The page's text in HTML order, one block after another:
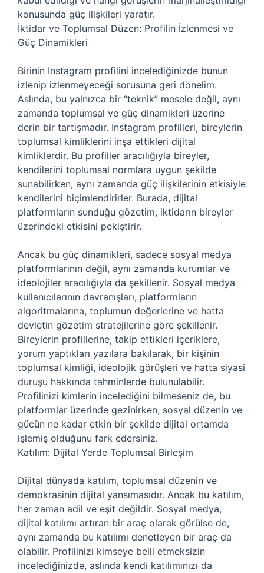
konusunda güç ilişkileri yaratır.
İktidar ve Toplumsal Düzen: Profilin İzlenmesi ve
Güç Dinamikleri
Birinin Instagram profilini incelediğinizde bunun
izlenip izlenmeyeceği sorusuna geri dönelim.
Aslında, bu yalnızca bir “teknik” mesele değil, aynı
zamanda toplumsal ve güç dinamikleri üzerine
derin bir tartışmadır. Instagram profilleri, bireylerin
toplumsal kimliklerini inşa ettikleri dijital
kimliklerdir. Bu profiller aracılığıyla bireyler,
kendilerini toplumsal normlara uygun şekilde
sunabilirken, aynı zamanda güç ilişkilerinin etkisiyle
kendilerini biçimlendirirler. Burada, dijital
platformların sunduğu gözetim, iktidarın bireyler
üzerindeki etkisini pekiştirir.
Ancak bu güç dinamikleri, sadece sosyal medya
platformlarının değil, aynı zamanda kurumlar ve
ideolojiler aracılığıyla da şekillenir. Sosyal medya
kullanıcılarının davranışları, platformların
algoritmalarına, toplumun değerlerine ve hatta
devletin gözetim stratejilerine göre şekillenir.
Bireylerin profillerine, takip ettikleri içeriklere,
yorum yaptıkları yazılara bakılarak, bir kişinin
toplumsal kimliği, ideolojik görüşleri ve hatta siyasi
duruşu hakkında tahminlerde bulunulabilir.
Profilinizi kimlerin incelediğini bilmeseniz de, bu
platformlar üzerinde gezinirken, sosyal düzenin ve
gücün ne kadar etkin bir şekilde dijital ortamda
işlemiş olduğunu fark edersiniz.
Katılım: Dijital Yerde Toplumsal Birleşim
Dijital dünyada katılım, toplumsal düzenin ve
demokrasinin dijital yansımasıdır. Ancak bu katılım,
her zaman adil ve eşit değildir. Sosyal medya,
dijital katılımı artıran bir araç olarak görülse de,
aynı zamanda bu katılımı denetleyen bir araç da
olabilir. Profilinizi kimseye belli etmeksizin
incelediğinizde, aslında kendi katılımınızı da